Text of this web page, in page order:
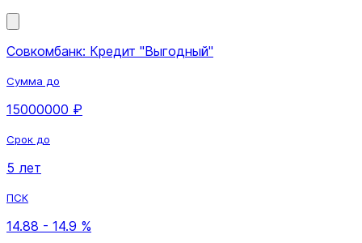
Совкомбанк: Кредит "Выгодный"
Сумма до
15000000 ₽
Срок до
5 лет
ПСК
14.88 - 14.9 %